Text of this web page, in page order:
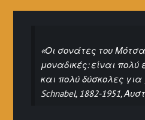
«Οι σονάτες του
μοναδικές: είναι πολύ
και πολύ δύσκολες για
Schnabel, 1882-1951,